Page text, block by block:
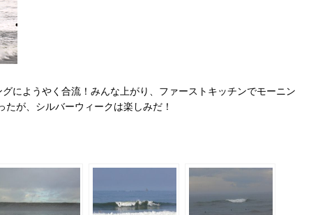
にようやく合流！みんな上がり、ファーストキッチンでモーニン
が、シルバーウィークは楽しみだ！